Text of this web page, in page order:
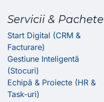
Servicii & Pachete
Start Digital (CRM &
Facturare)
Gestiune Inteligentă
(Stocuri)
Echipă & Proiecte (HR &
Task-uri)